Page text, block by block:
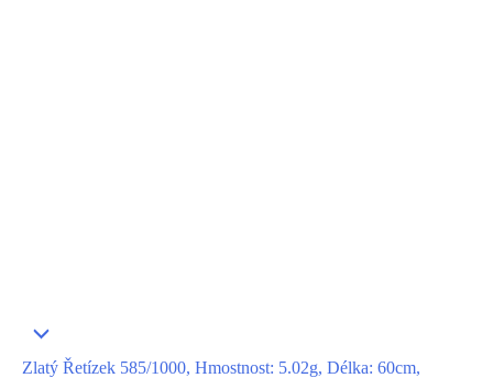
Zlatý Řetízek 585/1000, Hmostnost: 5.02g, Délka: 60cm,